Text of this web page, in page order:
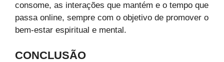
consome, as interações que mantém e o tempo que
passa online, sempre com o objetivo de promover o
bem-estar espiritual e mental.
CONCLUSÃO